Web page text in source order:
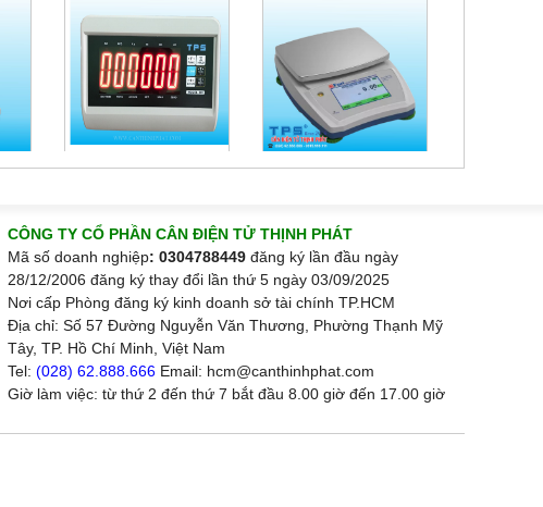
CÔNG TY CỔ PHẦN CÂN ĐIỆN TỬ THỊNH PHÁT
Mã số doanh nghiệp: 0304788449 đăng ký lần đầu ngày
28/12/2006 đăng ký thay đổi lần thứ 5 ngày 03/09/2025
Nơi cấp Phòng đăng ký kinh doanh sở tài chính TP.HCM
Địa chỉ: Số 57 Đường Nguyễn Văn Thương, Phường Thạnh Mỹ
Tây, TP. Hồ Chí Minh, Việt Nam
Tel: (028) 62.888.666 Email: hcm@canthinhphat.com
Giờ làm việc: từ thứ 2 đến thứ 7 bắt đầu 8.00 giờ đến 17.00 giờ